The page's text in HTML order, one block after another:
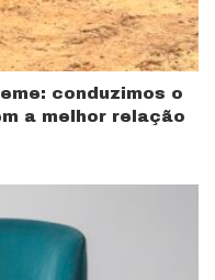
conduzimos o
a melhor relação